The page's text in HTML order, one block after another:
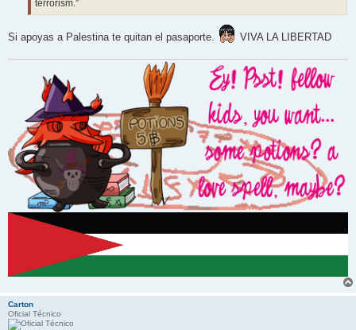
terrorism.”
Si apoyas a Palestina te quitan el pasaporte. VIVA LA LIBERTAD
Carton
Oficial Técnico